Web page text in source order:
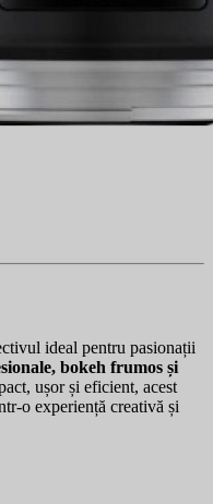
ideal pentru pasionații
bokeh frumos și
ușor și eficient, acest
o experiență creativă și